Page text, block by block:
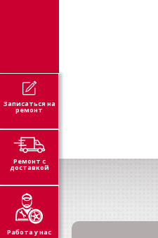
Записаться на
ремонт
Ремонт с
доставкой
Работа у нас